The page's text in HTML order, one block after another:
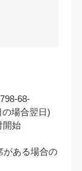
68-
場合翌日)
開始
ある場合の